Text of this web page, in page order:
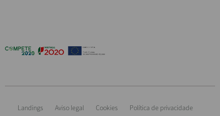
Landings Aviso legal Cookies
Política de privacidade